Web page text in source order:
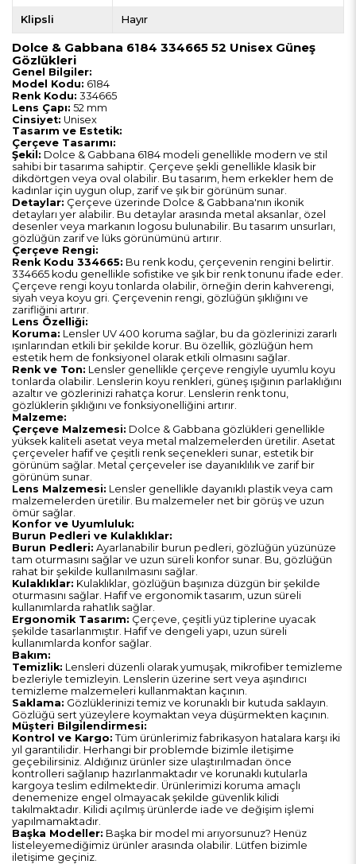
Klipsli Hayır
Dolce & Gabbana 6184 334665 52 Unisex Güneş
Gözlükleri
Genel Bilgiler:
Model Kodu: 6184
Renk Kodu: 334665
Lens Çapı: 52 mm
Cinsiyet: Unisex
Tasarım ve Estetik:
Çerçeve Tasarımı:
Şekil: Dolce & Gabbana 6184 modeli genellikle modern ve stil
sahibi bir tasarıma sahiptir. Çerçeve şekli genellikle klasik bir
dikdörtgen veya oval olabilir. Bu tasarım, hem erkekler hem de
kadınlar için uygun olup, zarif ve şık bir görünüm sunar.
Detaylar: Çerçeve üzerinde Dolce & Gabbana'nın ikonik
detayları yer alabilir. Bu detaylar arasında metal aksanlar, özel
desenler veya markanın logosu bulunabilir. Bu tasarım unsurları,
gözlüğün zarif ve lüks görünümünü artırır.
Çerçeve Rengi:
Renk Kodu 334665: Bu renk kodu, çerçevenin rengini belirtir.
334665 kodu genellikle sofistike ve şık bir renk tonunu ifade eder.
Çerçeve rengi koyu tonlarda olabilir, örneğin derin kahverengi,
siyah veya koyu gri. Çerçevenin rengi, gözlüğün şıklığını ve
zarifliğini artırır.
Lens Özelliği:
Koruma: Lensler UV 400 koruma sağlar, bu da gözlerinizi zararlı
ışınlarından etkili bir şekilde korur. Bu özellik, gözlüğün hem
estetik hem de fonksiyonel olarak etkili olmasını sağlar.
Renk ve Ton: Lensler genellikle çerçeve rengiyle uyumlu koyu
tonlarda olabilir. Lenslerin koyu renkleri, güneş ışığının parlaklığını
azaltır ve gözlerinizi rahatça korur. Lenslerin renk tonu,
gözlüklerin şıklığını ve fonksiyonelliğini artırır.
Malzeme:
Çerçeve Malzemesi: Dolce & Gabbana gözlükleri genellikle
yüksek kaliteli asetat veya metal malzemelerden üretilir. Asetat
çerçeveler hafif ve çeşitli renk seçenekleri sunar, estetik bir
görünüm sağlar. Metal çerçeveler ise dayanıklılık ve zarif bir
görünüm sunar.
Lens Malzemesi: Lensler genellikle dayanıklı plastik veya cam
malzemelerden üretilir. Bu malzemeler net bir görüş ve uzun
ömür sağlar.
Konfor ve Uyumluluk:
Burun Pedleri ve Kulaklıklar:
Burun Pedleri: Ayarlanabilir burun pedleri, gözlüğün yüzünüze
tam oturmasını sağlar ve uzun süreli konfor sunar. Bu, gözlüğün
rahat bir şekilde kullanılmasını sağlar.
Kulaklıklar: Kulaklıklar, gözlüğün başınıza düzgün bir şekilde
oturmasını sağlar. Hafif ve ergonomik tasarım, uzun süreli
kullanımlarda rahatlık sağlar.
Ergonomik Tasarım: Çerçeve, çeşitli yüz tiplerine uyacak
şekilde tasarlanmıştır. Hafif ve dengeli yapı, uzun süreli
kullanımlarda konfor sağlar.
Bakım:
Temizlik: Lensleri düzenli olarak yumuşak, mikrofiber temizleme
bezleriyle temizleyin. Lenslerin üzerine sert veya aşındırıcı
temizleme malzemeleri kullanmaktan kaçının.
Saklama: Gözlüklerinizi temiz ve korunaklı bir kutuda saklayın.
Gözlüğü sert yüzeylere koymaktan veya düşürmekten kaçının.
Müşteri Bilgilendirmesi:
Kontrol ve Kargo: Tüm ürünlerimiz fabrikasyon hatalara karşı iki
yıl garantilidir. Herhangi bir problemde bizimle iletişime
geçebilirsiniz. Aldığınız ürünler size ulaştırılmadan önce
kontrolleri sağlanıp hazırlanmaktadır ve korunaklı kutularla
kargoya teslim edilmektedir. Ürünlerimizi koruma amaçlı
denemenize engel olmayacak şekilde güvenlik kilidi
takılmaktadır. Kilidi açılmış ürünlerde iade ve değişim işlemi
yapılmamaktadır.
Başka Modeller: Başka bir model mi arıyorsunuz? Henüz
listeleyemediğimiz ürünler arasında olabilir. Lütfen bizimle
iletişime geçiniz.